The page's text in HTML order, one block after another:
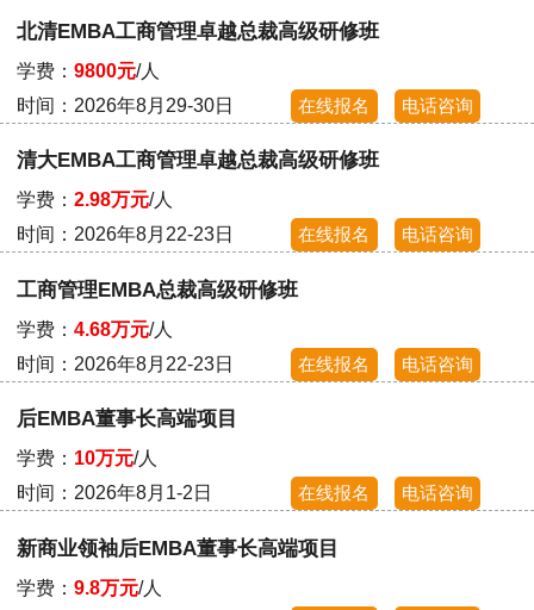
北清EMBA工商管理卓越总裁高级研修班
学费：9800元/人
时间：2026年8月29-30日
在线报名 电话咨询
清大EMBA工商管理卓越总裁高级研修班
学费：2.98万元/人
时间：2026年8月22-23日
在线报名 电话咨询
工商管理EMBA总裁高级研修班
学费：4.68万元/人
时间：2026年8月22-23日
在线报名 电话咨询
后EMBA董事长高端项目
学费： 10万元/人
时间：2026年8月1-2日
在线报名 电话咨询
新商业领袖后EMBA董事长高端项目
学费：9.8万元/人